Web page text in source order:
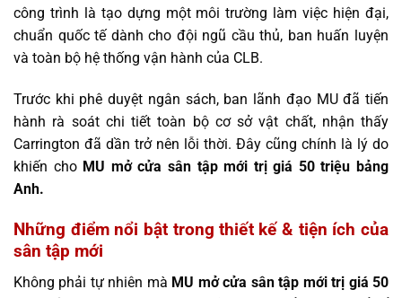
công trình là tạo dựng một môi trường làm việc hiện đại,
chuẩn quốc tế dành cho đội ngũ cầu thủ, ban huấn luyện
và toàn bộ hệ thống vận hành của CLB.
Trước khi phê duyệt ngân sách, ban lãnh đạo MU đã tiến
hành rà soát chi tiết toàn bộ cơ sở vật chất, nhận thấy
Carrington đã dần trở nên lỗi thời. Đây cũng chính là lý do
khiến cho MU mở cửa sân tập mới trị giá 50 triệu bảng
Anh.
Những điểm nổi bật trong thiết kế & tiện ích của
sân tập mới
Không phải tự nhiên mà MU mở cửa sân tập mới trị giá 50